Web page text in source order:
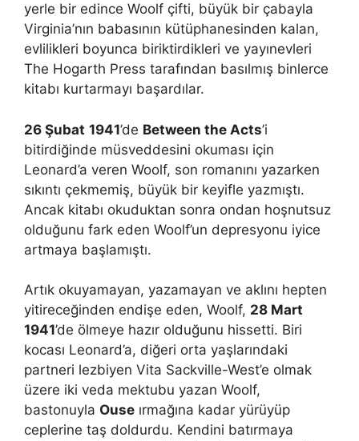
yerle bir edince Woolf çifti, büyük bir çabayla
Virginia’nın babasının kütüphanesinden kalan,
evlilikleri boyunca biriktirdikleri ve yayınevleri
The Hogarth Press tarafından basılmış binlerce
kitabı kurtarmayı başardılar.
26 Şubat 1941’de Between the Acts’i
bitirdiğinde müsveddesini okuması için
Leonard’a veren Woolf, son romanını yazarken
sıkıntı çekmemiş, büyük bir keyifle yazmıştı.
Ancak kitabı okuduktan sonra ondan hoşnutsuz
olduğunu fark eden Woolf’un depresyonu iyice
artmaya başlamıştı.
Artık okuyamayan, yazamayan ve aklını hepten
yitireceğinden endişe eden, Woolf, 28 Mart
1941’de ölmeye hazır olduğunu hissetti. Biri
kocası Leonard’a, diğeri orta yaşlarındaki
partneri lezbiyen Vita Sackville-West’e olmak
üzere iki veda mektubu yazan Woolf,
bastonuyla Ouse ırmağına kadar yürüyüp
ceplerine taş doldurdu. Kendini batırmaya